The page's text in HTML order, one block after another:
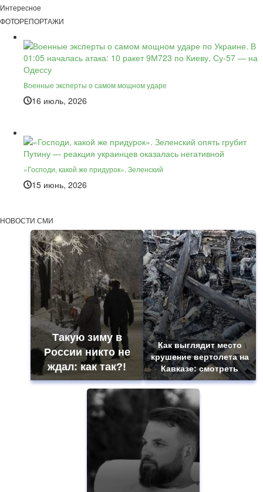
Интересное
ФОТОРЕПОРТАЖИ
Военные эксперты о самом мощном ударе
16 июль, 2026
«Господи, какой же придурок». Зеленский
15 июнь, 2026
НОВОСТИ СМИ
Такую зиму в
России никто не
ждал: как так?!
Как выглядит место
крушение вертолета на
Кавказе: смотреть